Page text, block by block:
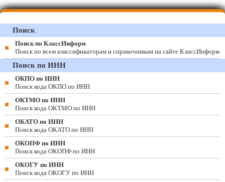
Поиск
Поиск по КлассИнформ
Поиск по всем классификаторам и справочникам на сайте КлассИнформ
Поиск по ИНН
ОКПО по ИНН
Поиск кода ОКПО по ИНН
ОКТМО по ИНН
Поиск кода ОКТМО по ИНН
ОКАТО по ИНН
Поиск кода ОКАТО по ИНН
ОКОПФ по ИНН
Поиск кода ОКОПФ по ИНН
ОКОГУ по ИНН
Поиск кода ОКОГУ по ИНН